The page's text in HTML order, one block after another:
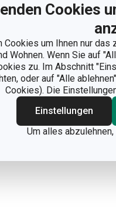
Cookies
Cookies um Ihnen nur
Wohnen. Wenn Sie auf
zu. Im Abschnitt
oder auf "Alle
Cookies). Die
Einstellungen
Um alles